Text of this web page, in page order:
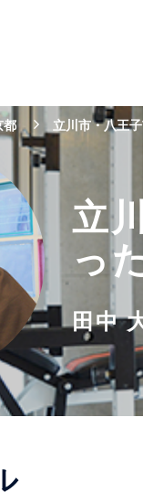
都 立川市・八王
立
っ
田中